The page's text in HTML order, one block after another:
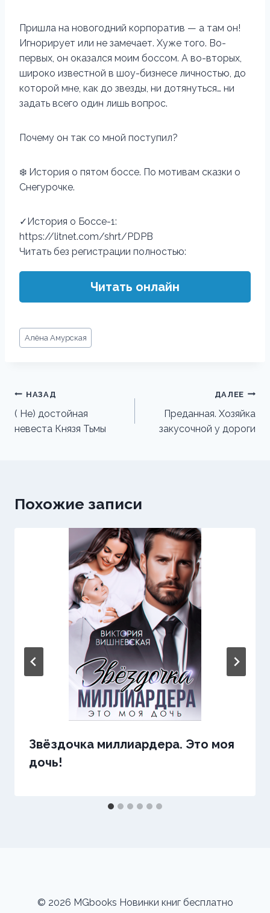
Пришла на новогодний корпоратив — а там он!
Игнорирует или не замечает. Хуже того. Во-
первых, он оказался моим боссом. А во-вторых,
широко известной в шоу-бизнесе личностью, до
которой мне, как до звезды, ни дотянуться… ни
задать всего один лишь вопрос.
Почему он так со мной поступил?
❄️ История о пятом боссе. По мотивам сказки о
Снегурочке.
✓История о Боссе-1:
https://litnet.com/shrt/PDPB
Читать без регистрации полностью:
Читать онлайн
Метки
записи:
Алёна Амурская
Навигация
по
записям
НАЗАД
( Не) достойная
невеста Князя Тьмы
ДАЛЕЕ
Преданная. Хозяйка
закусочной у дороги
Похожие записи
Звёздочка миллиардера. Это моя
дочь!
© 2026 MGbooks Новинки книг бесплатно